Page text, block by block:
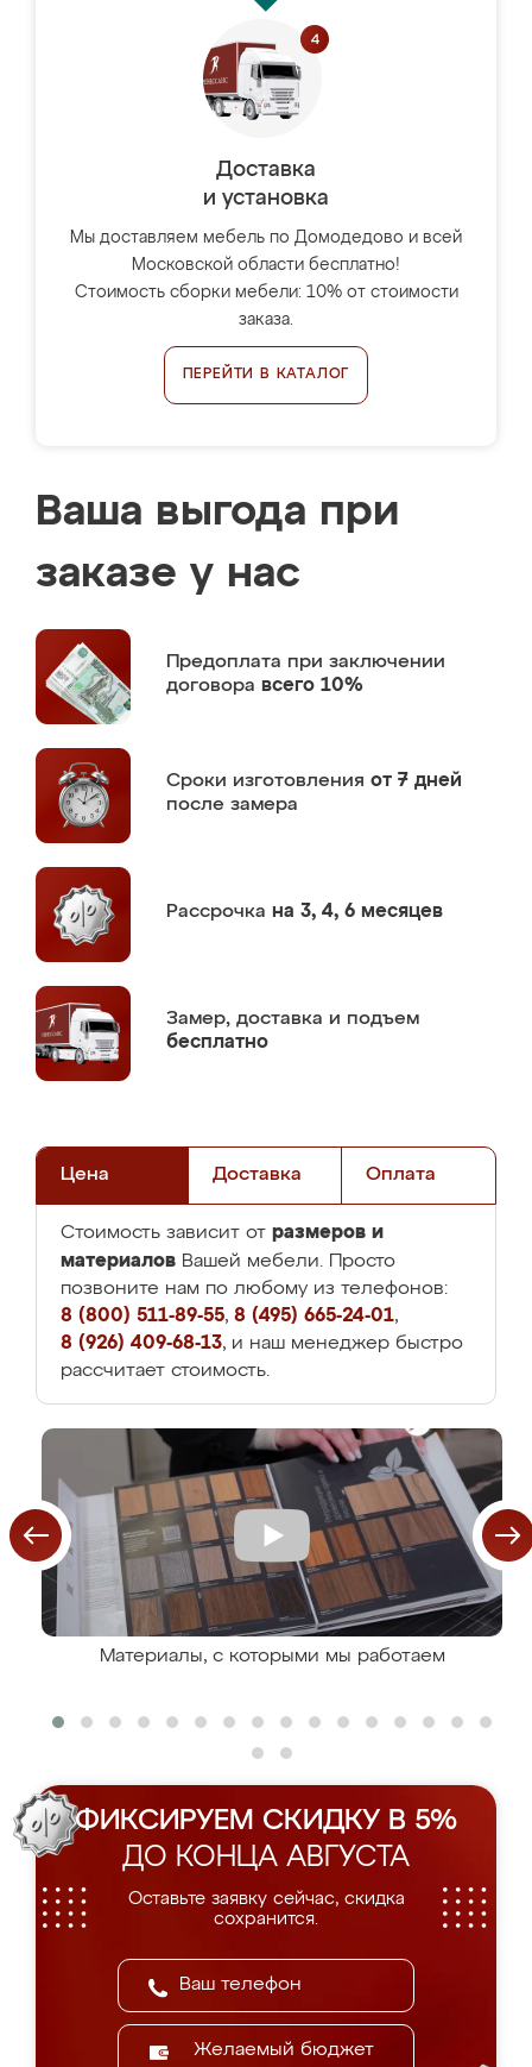
Доставка
и установка
Мы доставляем мебель по Домодедово и всей
Московской области бесплатно!
Стоимость сборки мебели: 10% от стоимости
заказа.
ПЕРЕЙТИ В КАТАЛОГ
Ваша выгода при
заказе у нас
Предоплата при заключении
договора всего 10%
Сроки изготовления от 7 дней
после замера
Рассрочка на 3, 4, 6 месяцев
Замер, доставка и подъем
бесплатно
Цена Доставка Оплата
Стоимость зависит от размеров и
материалов Вашей мебели. Просто
позвоните нам по любому из телефонов:
8 (800) 511-89-55, 8 (495) 665-24-01,
8 (926) 409-68-13, и наш менеджер быстро
рассчитает стоимость.
Материалы, с которыми мы работаем
ФИКСИРУЕМ СКИДКУ В 5%
ДО КОНЦА АВГУСТА
Оставьте заявку сейчас, скидка
сохранится.
Желаемый бюджет